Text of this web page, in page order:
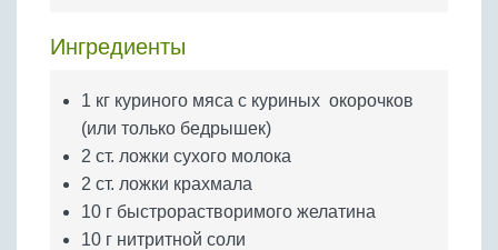
Яйца
Ингредиенты
1 кг куриного мяса с куриных окорочков
(или только бедрышек)
2 ст. ложки сухого молока
2 ст. ложки крахмала
10 г быстрорастворимого желатина
10 г нитритной соли